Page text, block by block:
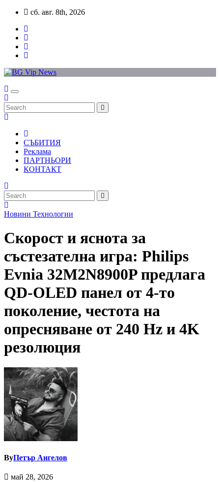
Skip
content
сб. авг. 8th, 2026
СЪБИТИЯ
Реклама
ПАРТНЬОРИ
КОНТАКТ
Новини Технологии
Скорост и яснота за
състезателна игра: Philips
Evnia 32M2N8900P предлага
QD-OLED панел от 4-то
поколение, честота на
опресняване от 240 Hz и 4K
резолюция
ByПетър Ангелов
май 28, 2026